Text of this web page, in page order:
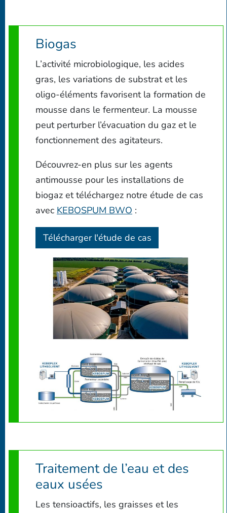
Biogas
L’activité microbiologique, les acides
gras, les variations de substrat et les
oligo-éléments favorisent la formation de
mousse dans le fermenteur. La mousse
peut perturber l’évacuation du gaz et le
fonctionnement des agitateurs.
Découvrez-en plus sur les agents
antimousse pour les installations de
biogaz et téléchargez notre étude de cas
avec KEBOSPUM BWO :
Télécharger l'étude de cas
Traitement de l’eau et des
eaux usées
Les tensioactifs, les graisses et les